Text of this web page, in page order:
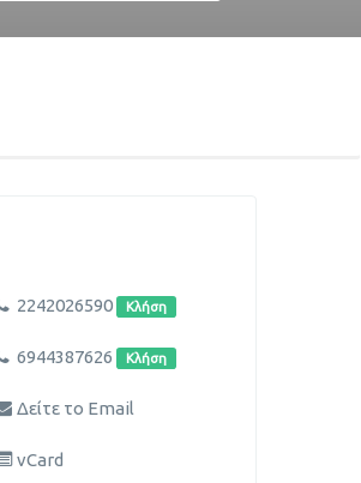
2242026590 Κλήση
6944387626 Κλήση
Δείτε το Email
vCard